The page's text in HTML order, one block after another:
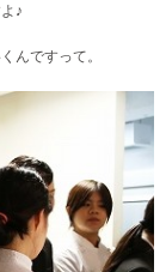
♪
んですって。